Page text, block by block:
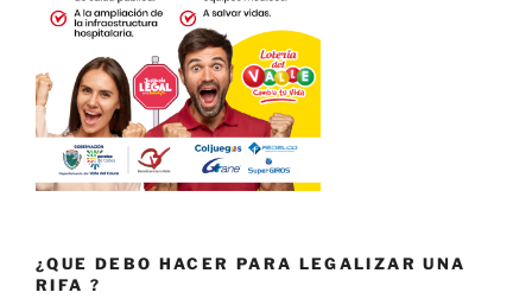
¿QUE DEBO HACER PARA LEGALIZAR UNA
RIFA ?